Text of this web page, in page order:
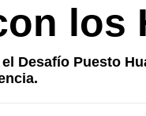
los
Desafío Puesto